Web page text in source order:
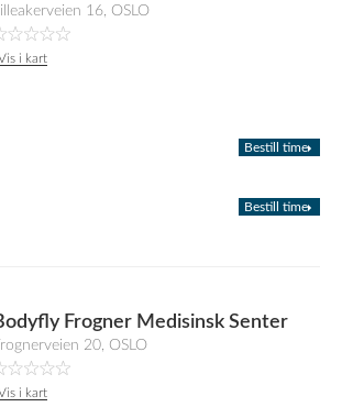
16, OSLO
i kart
Bestill time
Bestill time
Frogner Medisinsk Senter
20, OSLO
i kart